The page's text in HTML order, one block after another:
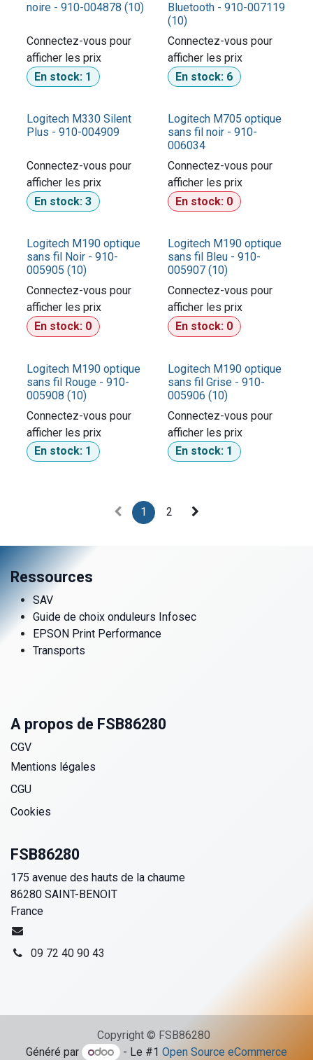
noire - 910-004878 (10)
Connectez-vous pour
afficher les prix​
En stock: 1
Bluetooth - 910-007119
(10)
Connectez-vous pour
afficher les prix​
En stock: 6
Logitech M330 Silent
Plus - 910-004909
Connectez-vous pour
afficher les prix​
En stock:3
Logitech M705 optique
sans fil noir - 910-
006034
Connectez-vous pour
afficher les prix​
En stock: 0
Logitech M190 optique
sans fil Noir - 910-
005905 (10)
Connectez-vous pour
afficher les prix​
En stock: 0
Logitech M190 optique
sans fil Bleu - 910-
005907 (10)
Connectez-vous pour
afficher les prix​
En stock: 0
Logitech M190 optique
sans fil Rouge - 910-
005908 (10)
Connectez-vous pour
afficher les prix​
En stock: 1
Logitech M190 optique
sans fil Grise - 910-
005906 (10)
Connectez-vous pour
afficher les prix​
En stock: 1
1 2
Ressources
SAV
Guide de choix onduleurs Infosec
EPSON Print Performance
Transports
A propos de FSB86280
CGV
Mentions légales
CGU
Cookies
FSB86280
175 avenue des hauts de la chaume
86280 SAINT-BENOIT
France
09 72 40 90 43
Copyright © FSB86280
Généré par
- Le #1 Open Source eCommerce